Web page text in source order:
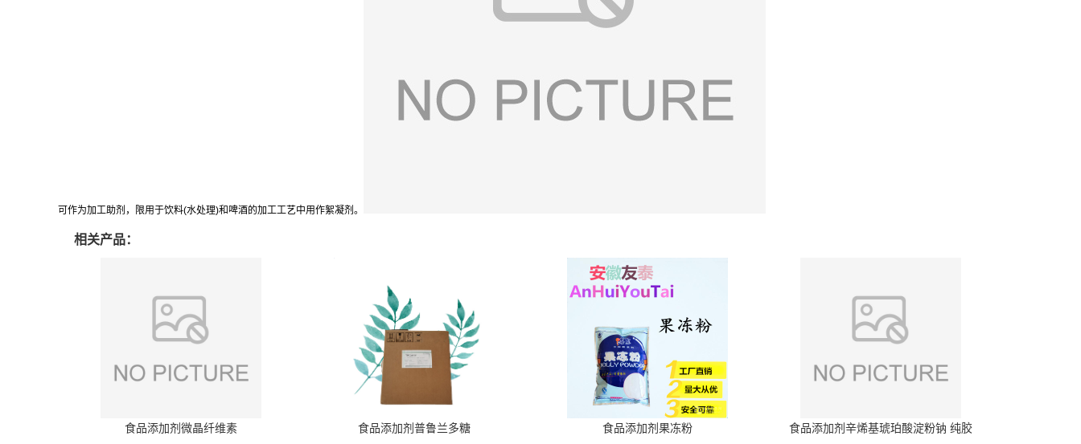
可作为加工助剂，限用于饮料(水处理)和啤酒的加工工艺中用作絮凝剂。
相关产品：
食品添加剂微晶纤维素 食品添加剂普鲁兰多糖 食品添加剂果冻粉 食品添加剂辛烯基琥珀酸淀粉钠 纯胶